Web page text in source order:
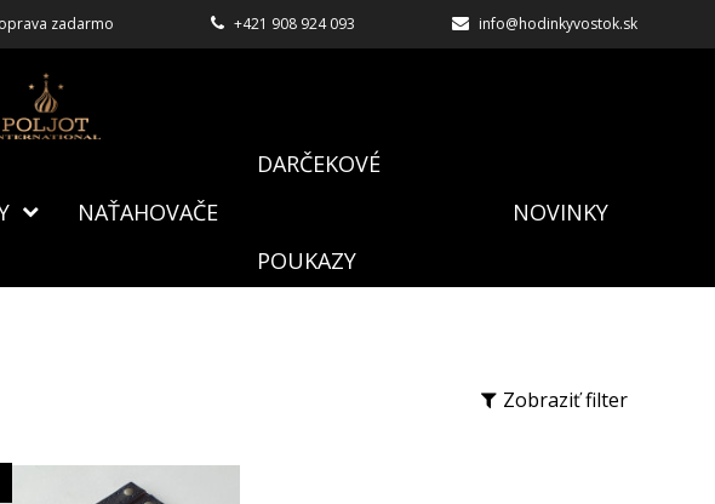
zadarmo +421 908 924 093 info@hodinkyvostok.sk
NAŤAHOVAČE
DARČEKOVÉ
POUKAZY
NOVINKY
Zobraziť filter